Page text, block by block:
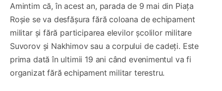
Amintim că, în acest an, parada de 9 mai din Piața
Roșie se va desfășura fără coloana de echipament
militar și fără participarea elevilor școlilor militare
Suvorov și Nakhimov sau a corpului de cadeți. Este
prima dată în ultimii 19 ani când evenimentul va fi
organizat fără echipament militar terestru.